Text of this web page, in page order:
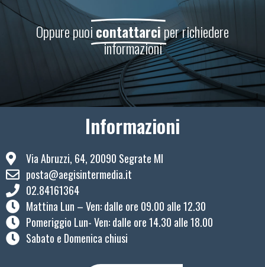
Oppure puoicontattarciper richiedere
informazioni
Informazioni
Via Abruzzi, 64, 20090 Segrate MI
posta@aegisintermedia.it
02.84161364
Mattina Lun – Ven: ​dalle ore 09.00 alle 12.30
Pomeriggio Lun- Ven: dalle ore 14.30 alle 18.00
Sabato e Domenica chiusi